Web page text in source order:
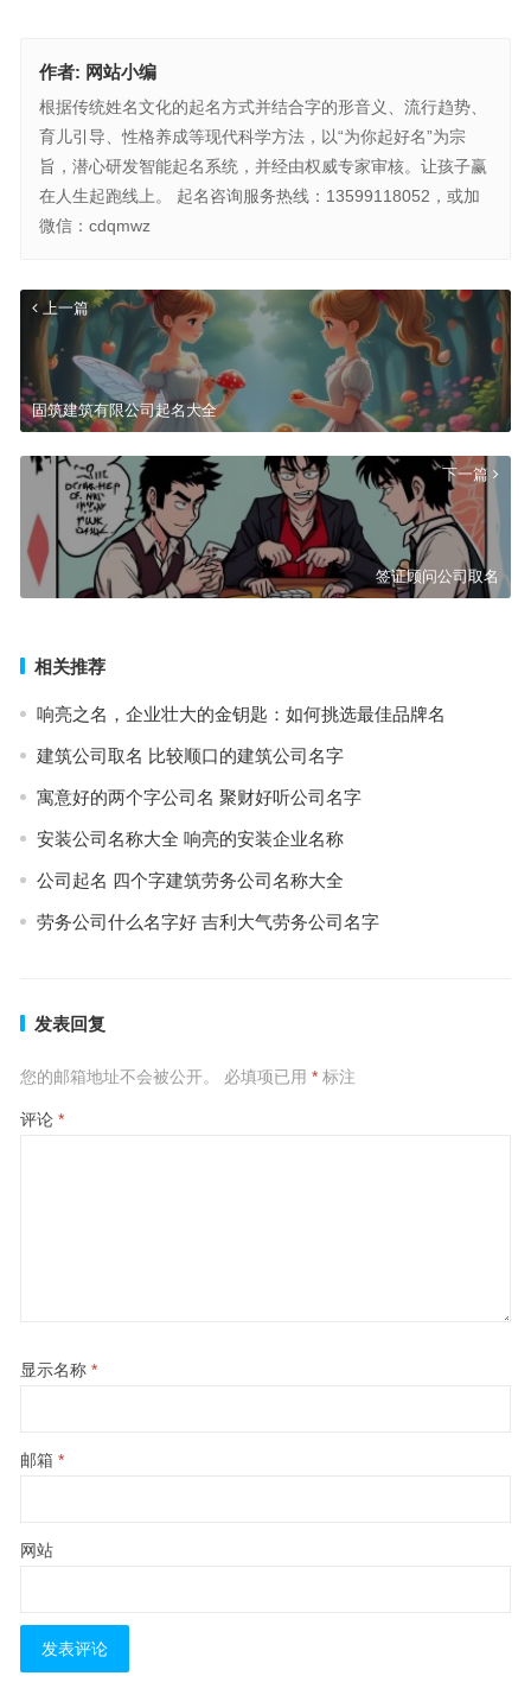
作者: 网站小编
根据传统姓名文化的起名方式并结合字的形音义、流行趋势、
育儿引导、性格养成等现代科学方法，以“为你起好名”为宗
旨，潜心研发智能起名系统，并经由权威专家审核。让孩子赢
在人生起跑线上。 起名咨询服务热线：13599118052，或加
微信：cdqmwz
上一篇
固筑建筑有限公司起名大全
下一篇
签证顾问公司取名
相关推荐
响亮之名，企业壮大的金钥匙：如何挑选最佳品牌名
建筑公司取名 比较顺口的建筑公司名字
寓意好的两个字公司名 聚财好听公司名字
安装公司名称大全 响亮的安装企业名称
公司起名 四个字建筑劳务公司名称大全
劳务公司什么名字好 吉利大气劳务公司名字
发表回复
您的邮箱地址不会被公开。 必填项已用 *标注
评论 *
显示名称 *
邮箱 *
网站